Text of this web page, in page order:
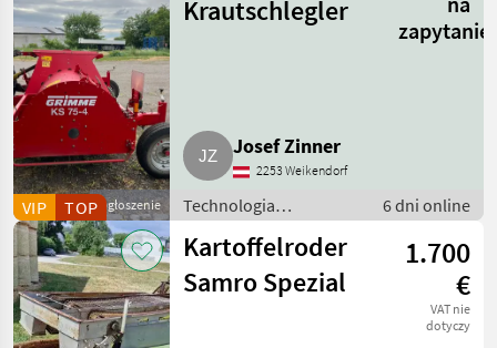
ziemniaków
Ogłoszenie
VIP TOP
Krautschlegler
zapytanie
Josef Zinner
2253 Weikendorf
Technologia
ziemniaczana / Inne
rozwiązania
technologiczne dla
ziemniaków
6 dni online
Kartoffelroder
Samro Spezial
1.700
€
VAT nie
dotyczy